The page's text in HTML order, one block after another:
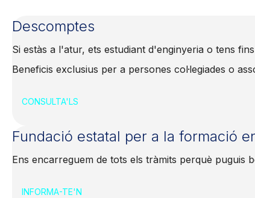
Descomptes
Si estàs a l'atur, ets estudiant d'enginyeria o tens
Beneficis exclusius per a persones col·legiades o
CONSULTA'LS
Fundació estatal per a la formació
Ens encarreguem de tots els tràmits perquè puguis
INFORMA-TE'N